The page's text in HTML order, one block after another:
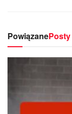
PowiązanePosty